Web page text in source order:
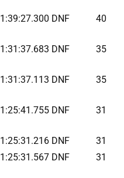
1:39:27.300 DNF 40
1:31:37.683 DNF 35
1:31:37.113 DNF 35
1:25:41.755 DNF 31
1:25:31.216 DNF
31
1:25:31.567 DNF 31